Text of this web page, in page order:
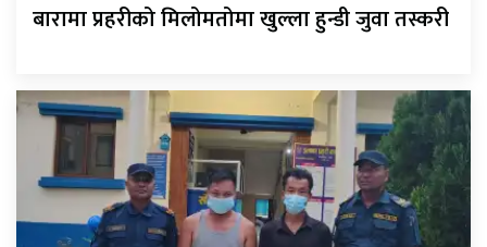
बारामा प्रहरीको मिलोमतोमा खुल्ला हुन्डी जुवा तस्करी